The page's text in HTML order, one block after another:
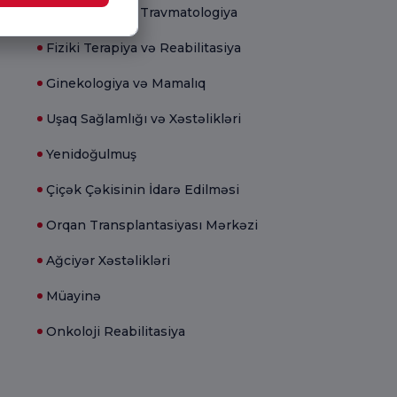
Ortopediya və Travmatologiya
Fiziki Terapiya və Reabilitasiya
Ginekologiya və Mamalıq
Uşaq Sağlamlığı və Xəstəlikləri
Yenidoğulmuş
Çiçək Çəkisinin İdarə Edilməsi
Orqan Transplantasiyası Mərkəzi
Ağciyər Xəstəlikləri
Müayinə
Onkoloji Reabilitasiya